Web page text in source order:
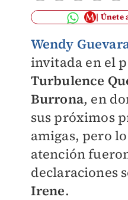
Únete
Wendy
invitada en el
Turbulence
Burrona, en
sus próximos
amigas, pero
atención
declaraciones
Irene.